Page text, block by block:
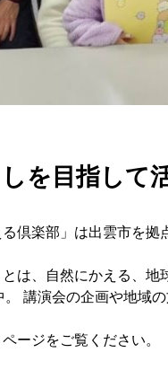
を目指して
倶楽部」は出雲市を
は、自然にかえる、
講演会の企画や地域
ージをご覧ください。